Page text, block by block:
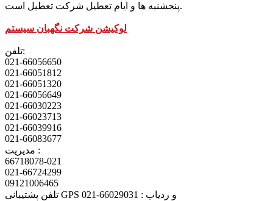
پنجشنبه ها و ایام تعطیل شرکت تعطیل است.
لوکیشن شرکت نگهبان سیستم
تلفن:
021-66056650
021-66051812
021-66051320
021-66056649
021-66030223
021-66023713
021-66039916
021-66083677
مدیریت :
66718078-021
021-66724299
09121006465
تلفن پشتیبانی GPS و ردیاب : 66029031-021